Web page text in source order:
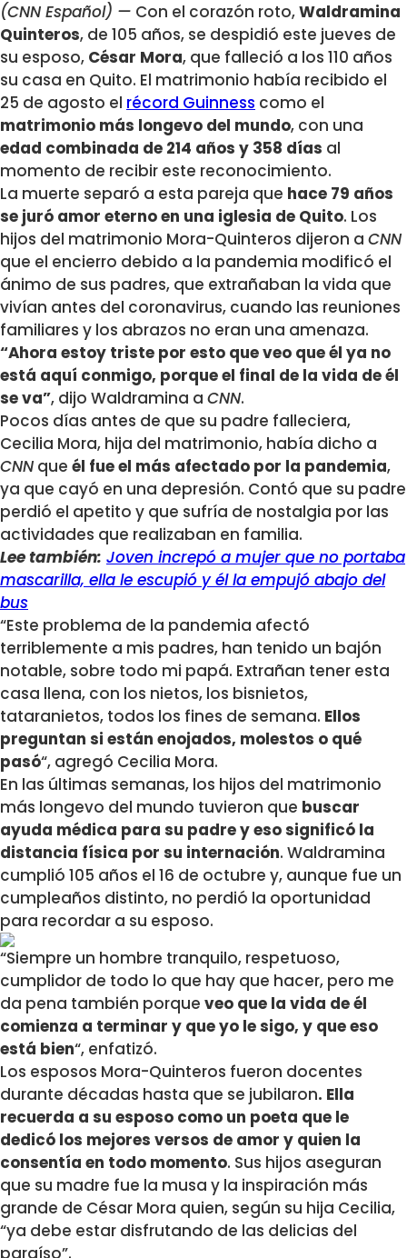
(CNN Español) — Con el corazón roto,Waldramina
Quinteros, de 105 años, se despidió este jueves de
su esposo, César Mora, que falleció a los 110 años
su casa en Quito. El matrimonio había recibido el
25 de agosto el récord Guinness como el
matrimonio más longevo del mundo, con una
edad combinada de 214 años y 358 días al
momento de recibir este reconocimiento.
La muerte separó a esta pareja que hace 79 años
se juró amor eterno en una iglesia de Quito. Los
hijos del matrimonio Mora-Quinteros dijeron a CNN
que el encierro debido a la pandemia modificó el
ánimo de sus padres, que extrañaban la vida que
vivían antes del coronavirus, cuando las reuniones
familiares y los abrazos no eran una amenaza.
“Ahora estoy triste por esto que veo que él ya no
está aquí conmigo, porque el final de la vida de él
se va”, dijo Waldramina a CNN.
Pocos días antes de que su padre falleciera,
Cecilia Mora, hija del matrimonio, había dicho a
CNN que él fue el más afectado por la pandemia,
ya que cayó en una depresión. Contó que su padre
perdió el apetito y que sufría de nostalgia por las
actividades que realizaban en familia.
Lee también: Joven increpó a mujer que no portaba
mascarilla, ella le escupió y él la empujó abajo del
bus
“Este problema de la pandemia afectó
terriblemente a mis padres, han tenido un bajón
notable, sobre todo mi papá. Extrañan tener esta
casa llena, con los nietos, los bisnietos,
tataranietos, todos los fines de semana. Ellos
preguntan si están enojados, molestos o qué
pasó“, agregó Cecilia Mora.
En las últimas semanas, los hijos del matrimonio
más longevo del mundo tuvieron que buscar
ayuda médica para su padre y eso significó la
distancia física por su internación. Waldramina
cumplió 105 años el 16 de octubre y, aunque fue un
cumpleaños distinto, no perdió la oportunidad
para recordar a su esposo.
“Siempre un hombre tranquilo, respetuoso,
cumplidor de todo lo que hay que hacer, pero me
da pena también porque veo que la vida de él
comienza a terminar y que yo le sigo, y que eso
está bien“, enfatizó.
Los esposos Mora-Quinteros fueron docentes
durante décadas hasta que se jubilaron. Ella
recuerda a su esposo como un poeta que le
dedicó los mejores versos de amor y quien la
consentía en todo momento. Sus hijos aseguran
que su madre fue la musa y la inspiración más
grande de César Mora quien, según su hija Cecilia,
“ya debe estar disfrutando de las delicias del
paraíso”.